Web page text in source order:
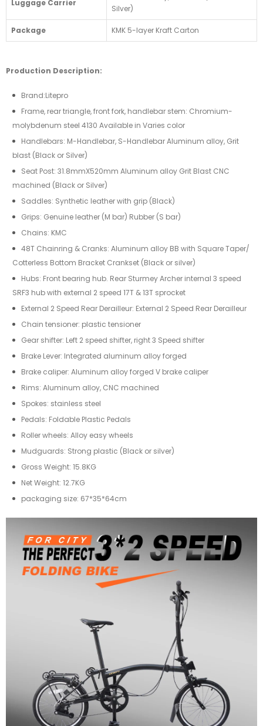
Luggage Carrier
Silver)
Package KMK 5-layer Kraft Carton
Production Description:
Brand:Litepro
Frame, rear triangle, front fork, handlebar stem: Chromium-
molybdenum steel 4130 Available in Varies color
Handlebars: M-Handlebar, S-Handlebar Aluminum alloy, Grit
blast (Black or Silver)
Seat Post: 31.8mmX520mm Aluminum alloy Grit Blast CNC
machined (Black or Silver)
Saddles: Synthetic leather with grip (Black)
Grips: Genuine leather (M bar) Rubber (S bar)
Chains: KMC
48T Chainring & Cranks: Aluminum alloy BB with Square Taper/
Cotterless Bottom Bracket Crankset (Black or silver)
Hubs: Front bearing hub. Rear Sturmey Archer internal 3 speed
SRF3 hub with external 2 speed 17T & 13T sprocket
External 2 Speed Rear Derailleur: External 2 Speed Rear Derailleur
Chain tensioner: plastic tensioner
Gear shifter: Left 2 speed shifter, right 3 Speed shifter
Brake Lever: Integrated aluminum alloy forged
Brake caliper: Aluminum alloy forged V brake caliper
Rims: Aluminum alloy, CNC machined
Spokes: stainless steel
Pedals: Foldable Plastic Pedals
Roller wheels: Alloy easy wheels
Mudguards: Strong plastic (Black or silver)
Gross Weight: 15.8KG
Net Weight: 12.7KG
packaging size: 67*35*64cm